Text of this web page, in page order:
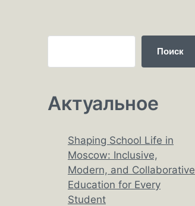
Поиск
Актуальное
Shaping School Life in
Moscow: Inclusive,
Modern, and Collaborative
Education for Every
Student